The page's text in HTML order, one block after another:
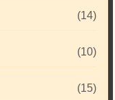
(14)
(10)
(15)